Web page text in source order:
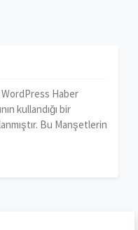
Haber
kullandığı bir
Bu Manşetlerin